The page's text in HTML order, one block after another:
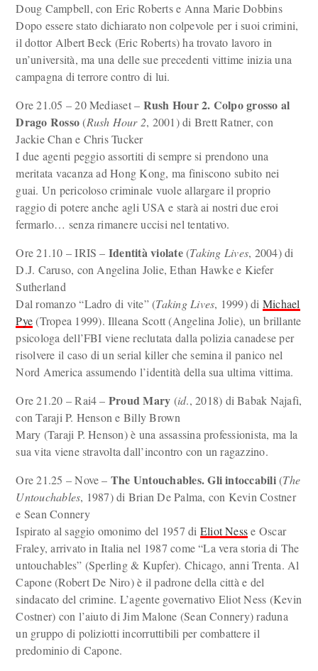
Doug Campbell, con Eric Roberts e Anna Marie Dobbins
Dopo essere stato dichiarato non colpevole per i suoi crimini,
il dottor Albert Beck (Eric Roberts) ha trovato lavoro in
un’università, ma una delle sue precedenti vittime inizia una
campagna di terrore contro di lui.
Ore 21.05 – 20 Mediaset – Rush Hour 2. Colpo grosso al
Drago Rosso(Rush Hour 2, 2001) di Brett Ratner, con
Jackie Chan e Chris Tucker
I due agenti peggio assortiti di sempre si prendono una
meritata vacanza ad Hong Kong, ma finiscono subito nei
guai. Un pericoloso criminale vuole allargare il proprio
raggio di potere anche agli USA e starà ai nostri due eroi
fermarlo… senza rimanere uccisi nel tentativo.
Ore 21.10 – IRIS – Identità violate(Taking Lives, 2004) di
D.J. Caruso, con Angelina Jolie, Ethan Hawke e Kiefer
Sutherland
Dal romanzo “Ladro di vite” (Taking Lives, 1999) di Michael
Pye(Tropea 1999). Illeana Scott (Angelina Jolie), un brillante
psicologa dell’FBI viene reclutata dalla polizia canadese per
risolvere il caso di un serial killer che semina il panico nel
Nord America assumendo l’identità della sua ultima vittima.
Ore 21.20 – Rai4 – Proud Mary (id., 2018) di Babak Najafi,
con Taraji P. Henson e Billy Brown
Mary (Taraji P. Henson) è una assassina professionista, ma la
sua vita viene stravolta dall’incontro con un ragazzino.
Ore 21.25 – Nove – The Untouchables. Gli intoccabili(The
Untouchables, 1987) di Brian De Palma, con Kevin Costner
e Sean Connery
Ispirato al saggio omonimo del 1957 di Eliot Nesse Oscar
Fraley, arrivato in Italia nel 1987 come “La vera storia di The
untouchables” (Sperling & Kupfer). Chicago, anni Trenta. Al
Capone (Robert De Niro) è il padrone della città e del
sindacato del crimine. L’agente governativo Eliot Ness (Kevin
Costner) con l’aiuto di Jim Malone (Sean Connery) raduna
un gruppo di poliziotti incorruttibili per combattere il
predominio di Capone.